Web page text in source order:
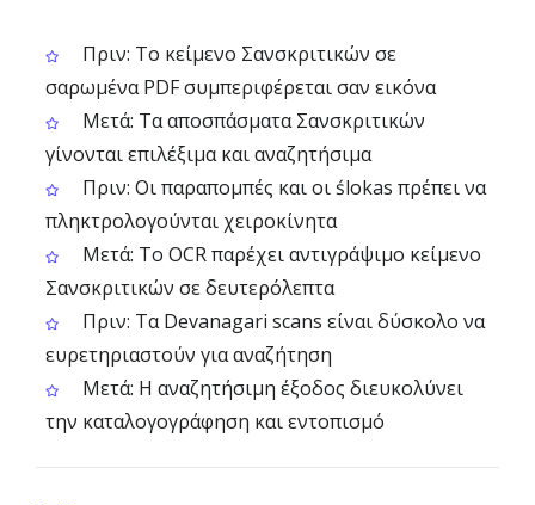
Πριν: Το κείμενο Σανσκριτικών σε
σαρωμένα PDF συμπεριφέρεται σαν εικόνα
Μετά: Τα αποσπάσματα Σανσκριτικών
γίνονται επιλέξιμα και αναζητήσιμα
Πριν: Οι παραπομπές και οι ślokas πρέπει να
πληκτρολογούνται χειροκίνητα
Μετά: Το OCR παρέχει αντιγράψιμο κείμενο
Σανσκριτικών σε δευτερόλεπτα
Πριν: Τα Devanagari scans είναι δύσκολο να
ευρετηριαστούν για αναζήτηση
Μετά: Η αναζητήσιμη έξοδος διευκολύνει
την καταλογογράφηση και εντοπισμό